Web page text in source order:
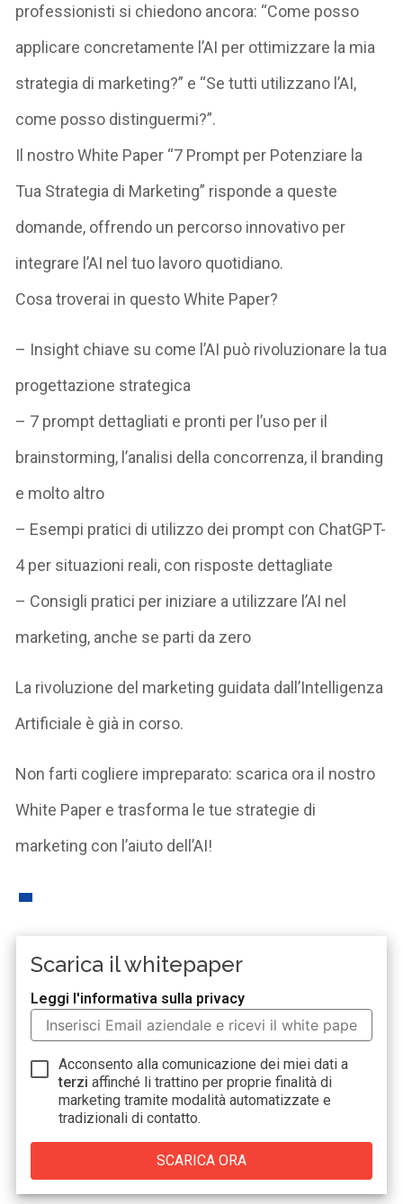
professionisti si chiedono ancora: “Come posso
applicare concretamente l’AI per ottimizzare la mia
strategia di marketing?” e “Se tutti utilizzano l’AI,
come posso distinguermi?”.
Il nostro White Paper “7 Prompt per Potenziare la
Tua Strategia di Marketing” risponde a queste
domande, offrendo un percorso innovativo per
integrare l’AI nel tuo lavoro quotidiano.
Cosa troverai in questo White Paper?
– Insight chiave su come l’AI può rivoluzionare la tua
progettazione strategica
– 7 prompt dettagliati e pronti per l’uso per il
brainstorming, l’analisi della concorrenza, il branding
e molto altro
– Esempi pratici di utilizzo dei prompt con ChatGPT-
4 per situazioni reali, con risposte dettagliate
– Consigli pratici per iniziare a utilizzare l’AI nel
marketing, anche se parti da zero
La rivoluzione del marketing guidata dall’Intelligenza
Artificiale è già in corso.
Non farti cogliere impreparato: scarica ora il nostro
White Paper e trasforma le tue strategie di
marketing con l’aiuto dell’AI!
Scarica il whitepaper
Leggi l'informativa sulla privacy
Acconsento alla comunicazione dei miei dati a
terzi affinché li trattino per proprie finalità di
marketing tramite modalità automatizzate e
tradizionali di contatto.